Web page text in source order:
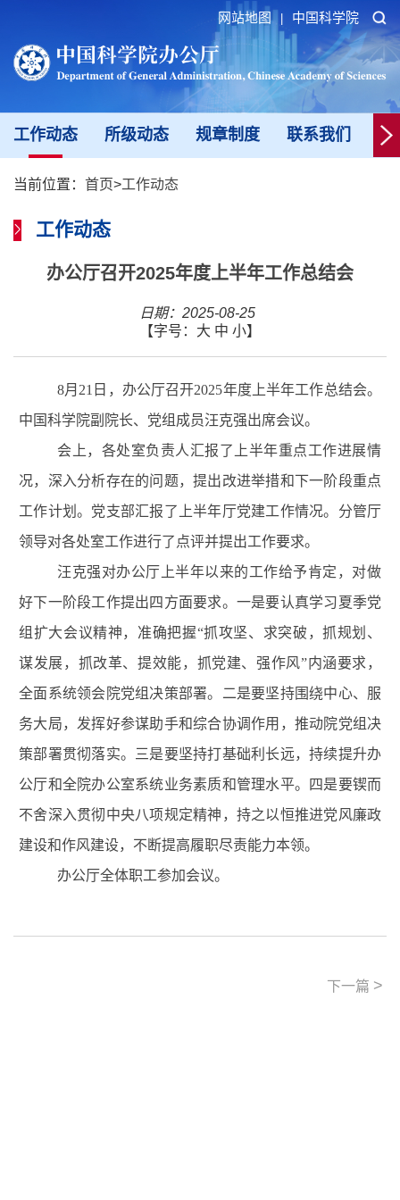
网站地图 中国科学院
工作动态 所级动态 规章制度 联系我们 新
当前位置： 首页>工作动态
工作动态
办公厅召开2025年度上半年工作总结会
日期：2025-08-25
【字号： 大 中 小】
8月 21 日，办公厅召开2025年度上半年工作总结会。
中国科学院副院长、党组成员汪克强出席会议。
会上，各处室负责人汇报了上半年重点工作进展情
况， 深入分析存在的问题，提出改进举措和下一阶段重点
工作计划 。 党支部汇报了上半年厅党建工作情况。 分管厅
领导对各处室工作进行了点评并提出工作要求。
汪克强对办公厅上半年以来的工作给予肯定 ， 对做
好下一阶段工作提出四 方面要求。 一是要认真学习夏季党
组扩大会议精神，准确把握“抓攻坚、求突破，抓规划、
谋发展，抓改革、提效能，抓党建、强作风”内涵要求，
全面系统领会院党组决策部署。 二是要坚持围绕中心、服
务大局， 发挥好参谋助手和综合协调作用，推动院党组决
策部署贯彻落实。三是要坚持打基础利长远，持续提升办
公厅和全院办公室系统业务素质和管理水平。四是要锲而
不舍深入贯彻中央八项规定精神，持之以恒推进党风廉政
建设和作风建设，不断提高履职尽责能力本领。
办公厅全体职工参加会议。
下一篇 >